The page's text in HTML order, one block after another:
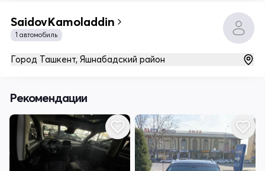
SaidovKamoladdin
1 автомобиль
Город Ташкент, Яшнабадский район
Рекомендации